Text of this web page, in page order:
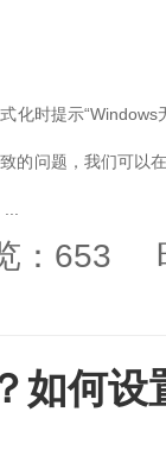
化时提示
的问题，我们可以
：653
如何